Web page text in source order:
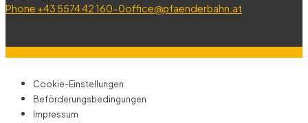
Phone +43 5574 42 160-0office@pfaenderbahn.at
Cookie-Einstellungen
Beförderungsbedingungen
Impressum